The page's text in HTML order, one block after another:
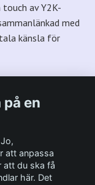
touch av Y2K-
med
känsla för
på en
att anpassa
att du ska få
här. Det